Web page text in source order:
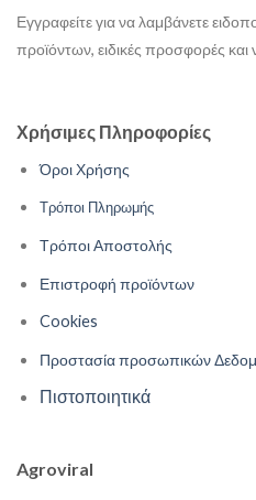
Χρήσιμες Πληροφορίες
Όροι Χρήσης
Τρόποι Πληρωμής
Τρόποι Αποστολής
Επιστροφή προϊόντων
Cookies
Προστασία προσωπικών
Πιστοποιητικά
Agroviral
Εγγραφείτε για να λαμβάνετε
προϊόντων, ειδικές προσφορές και